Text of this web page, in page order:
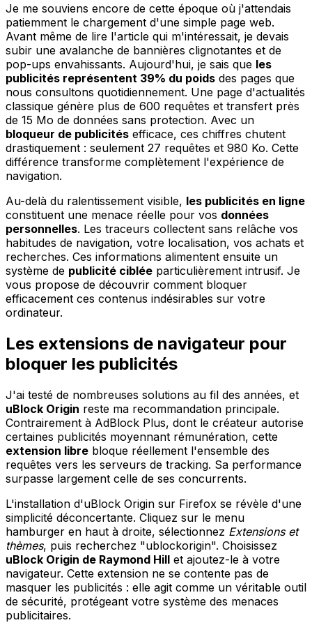
Je me souviens encore de cette époque où j'attendais
patiemment le chargement d'une simple page web.
Avant même de lire l'article qui m'intéressait, je devais
subir une avalanche de bannières clignotantes et de
pop-ups envahissants. Aujourd'hui, je sais que les
publicités représentent 39% du poids des pages que
nous consultons quotidiennement. Une page d'actualités
classique génère plus de 600 requêtes et transfert près
de 15 Mo de données sans protection. Avec un
bloqueur de publicités efficace, ces chiffres chutent
drastiquement : seulement 27 requêtes et 980 Ko. Cette
différence transforme complètement l'expérience de
navigation.
Au-delà du ralentissement visible, les publicités en ligne
constituent une menace réelle pour vos données
personnelles. Les traceurs collectent sans relâche vos
habitudes de navigation, votre localisation, vos achats et
recherches. Ces informations alimentent ensuite un
système de publicité ciblée particulièrement intrusif. Je
vous propose de découvrir comment bloquer
efficacement ces contenus indésirables sur votre
ordinateur.
Les extensions de navigateur pour
bloquer les publicités
J'ai testé de nombreuses solutions au fil des années, et
uBlock Origin reste ma recommandation principale.
Contrairement à AdBlock Plus, dont le créateur autorise
certaines publicités moyennant rémunération, cette
extension libre bloque réellement l'ensemble des
requêtes vers les serveurs de tracking. Sa performance
surpasse largement celle de ses concurrents.
L'installation d'uBlock Origin sur Firefox se révèle d'une
simplicité déconcertante. Cliquez sur le menu
hamburger en haut à droite, sélectionnez Extensions et
thèmes, puis recherchez "ublockorigin". Choisissez
uBlock Origin de Raymond Hill et ajoutez-le à votre
navigateur. Cette extension ne se contente pas de
masquer les publicités : elle agit comme un véritable outil
de sécurité, protégeant votre système des menaces
publicitaires.